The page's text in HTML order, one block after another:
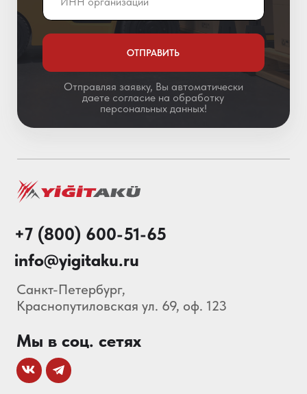
Особенности АКБ
Каталог
Акции
Блог
О нас
Мы в соц. сетях
Санкт-Петербург,
Краснопутиловская ул. 69, оф. 123
© 2013-2026 Складские
Технологии Все права защищены.
Политика конфиденциальности